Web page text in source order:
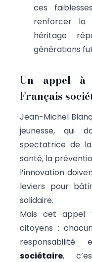
ces
renforcer la
héritage
générations
Un appel à
Français
Jean-Michel
jeunesse, qui
spectatrice de la
santé, la
l’innovation
leviers pour
solidaire.
Mais cet appel
citoyens :
sociétaire,